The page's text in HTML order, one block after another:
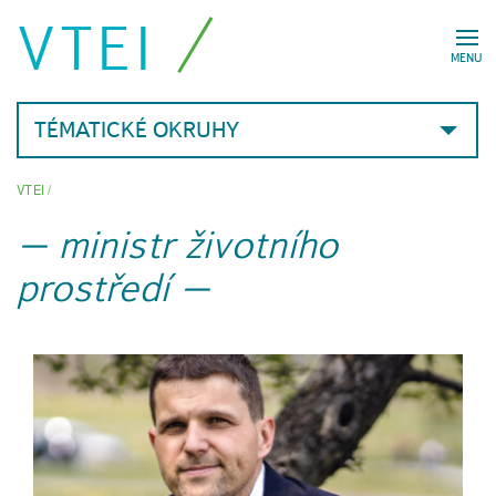
MENU
VTEI
TÉMATICKÉ OKRUHY
VTEI/
ministr životního
prostředí